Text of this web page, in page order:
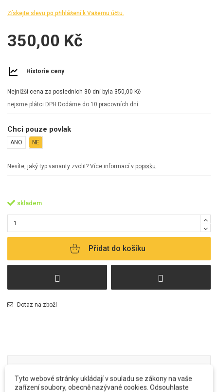
Získejte slevu po přihlášení k Vašemu účtu.
350,00 Kč
Historie ceny
Nejnižší cena za posledních 30 dní byla 350,00 Kč
nejsme plátci DPH Dodáme do 10 pracovních dní
Chci pouze povlak
ANO NE
Nevíte, jaký typ varianty zvolit? Více informací v popisku
skladem
Přidat do košíku
Dotaz na zboží
Tyto webové stránky ukládají v souladu se zákony na vaše
zařízení soubory, obecně nazývané cookies. Odsouhlaste